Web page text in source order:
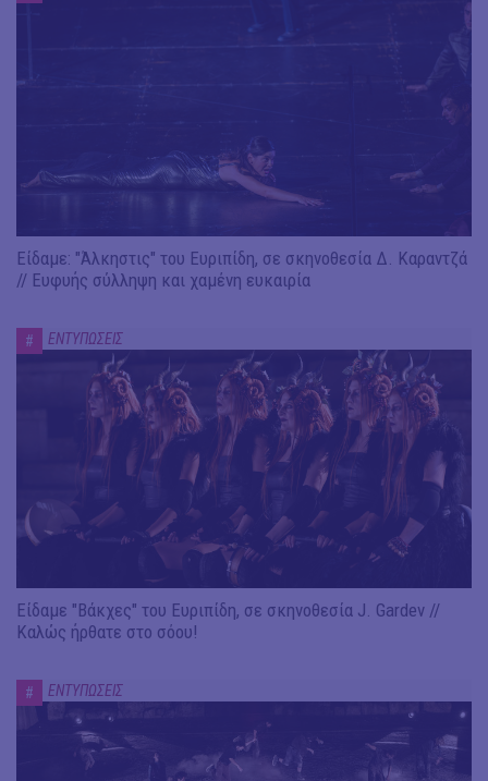
Είδαμε: "Άλκηστις" του Ευριπίδη, σε σκηνοθεσία Δ. Καραντζά
// Ευφυής σύλληψη και χαμένη ευκαιρία
# ΕΝΤΥΠΩΣΕΙΣ
Είδαμε "Βάκχες" του Ευριπίδη, σε σκηνοθεσία J. Gardev //
Καλώς ήρθατε στο σόου!
# ΕΝΤΥΠΩΣΕΙΣ